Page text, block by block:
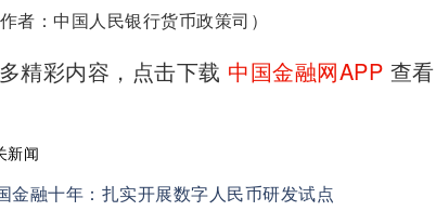
作者：中国人民银行货币政策司）
精彩内容，点击下载 中国金融网APP 查看
新闻
金融十年：扎实开展数字人民币研发试点